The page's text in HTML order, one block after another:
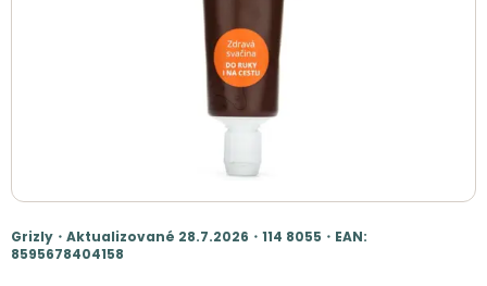
Grizly・Aktualizované 28.7.2026・114 8055・EAN:
8595678404158